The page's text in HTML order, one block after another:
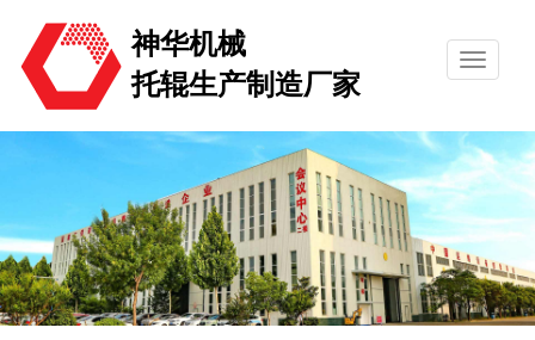
神华机械
托辊生产制造厂家